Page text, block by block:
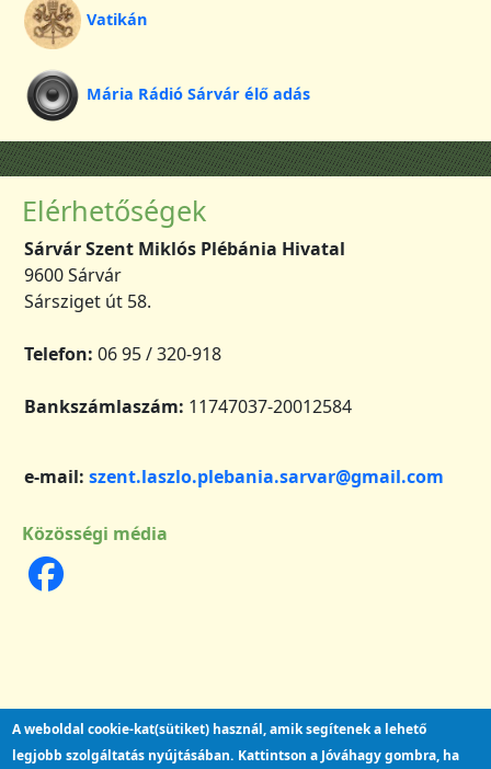
Vatikán
Mária Rádió Sárvár élő adás
Elérhetőségek
Sárvár Szent Miklós Plébánia Hivatal
9600 Sárvár
Sársziget út 58.
Telefon: 06 95 / 320-918
Bankszámlaszám: 11747037-20012584
e-mail: szent.laszlo.plebania.sarvar@gmail.com
Közösségi média
A weboldal cookie-kat(sütiket) használ, amik segítenek a lehető
legjobb szolgáltatás nyújtásában. Kattintson a Jóváhagy gombra, ha